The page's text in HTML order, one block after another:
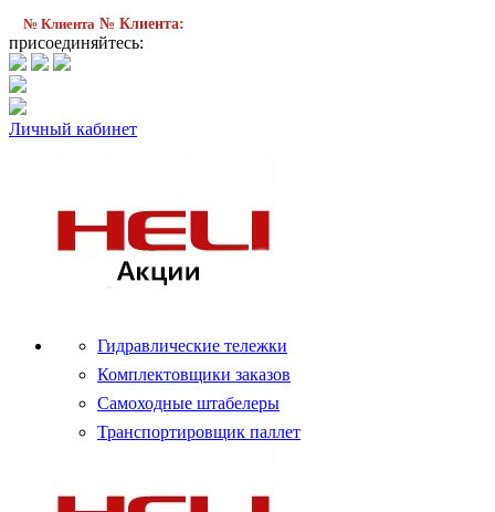
№ Клиента № Клиента:
присоединяйтесь:
Личный кабинет
Гидравлические тележки
Комплектовщики заказов
Самоходные штабелеры
Транспортировщик паллет